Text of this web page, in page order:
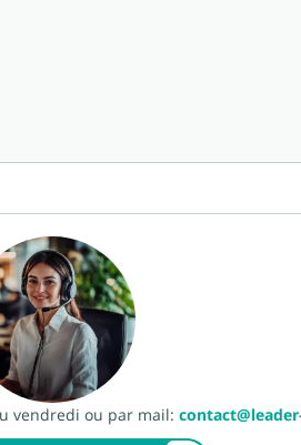
vendredi ou par mail: